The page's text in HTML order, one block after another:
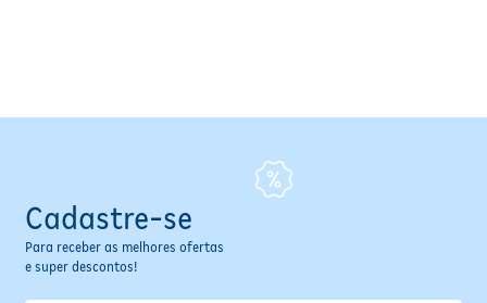
Cadastre-se
Para receber as melhores ofertas
e super descontos!